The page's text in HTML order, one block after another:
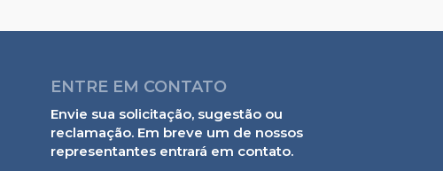
ENTRE EM CONTATO
Envie sua solicitação, sugestão ou
reclamação. Em breve um de nossos
representantes entrará em contato.